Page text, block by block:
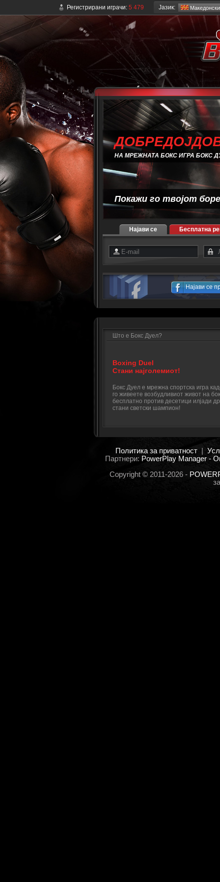
Регистрирани играчи: 5 479 Јазик: Mакедонски
НА МРЕЖНАТА БОКС ИГРА БОКС
Покажи го твојот
Најави се Бесплатна
Најави се
Што е Бокс Дуел?
Boxing Duel
Стани најголемиот!
Бокс Дуел е мрежна спортска игра
го живеете возбудливиот живот на
бесплатно против десетици илјади
стани светски шампион!
Политика за приватност|
Партнери: PowerPlay Manager -
Copyright © 2011-2026 -